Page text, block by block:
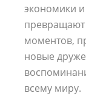
экономики
превращают
моментов,
новые
всему миру.